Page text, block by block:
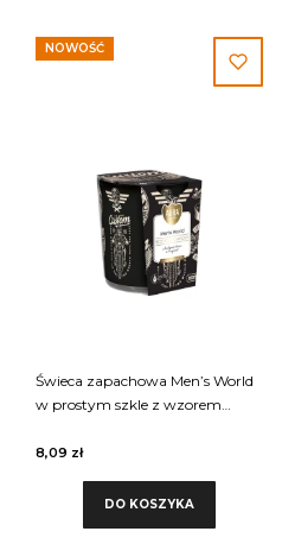
NOWOŚĆ
Świeca zapachowa Men’s World
w prostym szkle z wzorem
8,09 zł
DO KOSZYKA